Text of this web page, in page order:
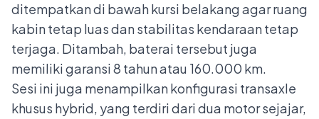
ditempatkan di bawah kursi belakang agar ruang
kabin tetap luas dan stabilitas kendaraan tetap
terjaga. Ditambah, baterai tersebut juga
memiliki garansi 8 tahun atau 160.000 km.
Sesi ini juga menampilkan konfigurasi transaxle
khusus hybrid, yang terdiri dari dua motor sejajar,